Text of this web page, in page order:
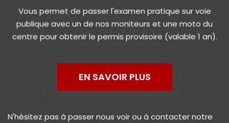
Vous permet de passer l'examen pratique sur voie
publique avec un de nos moniteurs et une moto du
centre pour obtenir le permis provisoire (valable 1 an).
EN SAVOIR PLUS
N'hésitez pas à passer nous voir ou à contacter notre